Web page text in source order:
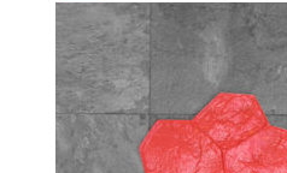
original
era:
actual